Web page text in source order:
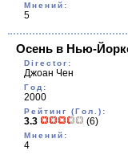
Мнений:
5
Осень в Нью-
Director:
Джоан Чен
Год:
2000
Рейтинг (Гол.):
3.3 (6)
Мнений:
4